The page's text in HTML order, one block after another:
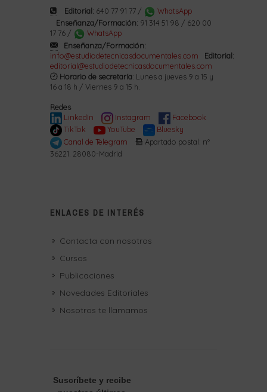
Editorial: 640 77 91 77 /
WhatsApp
Enseñanza/Formación: 91 314 51 98 / 620 00
17 76 /
WhatsApp
Enseñanza/Formación:
info@estudiodetecnicasdocumentales.com
Editorial:
editorial@estudiodetecnicasdocumentales.com
Horario de secretaría: Lunes a jueves 9 a 15 y
16 a 18 h / Viernes 9 a 15 h.
Redes
LinkedIn
Instagram
Facebook
TikTok
YouTube
Bluesky
Canal de Telegram
Apartado postal: nº
36221. 28080-Madrid
ENLACES DE INTERÉS
Contacta con nosotros
Cursos
Publicaciones
Novedades Editoriales
Nosotros te llamamos
Suscríbete y recibe